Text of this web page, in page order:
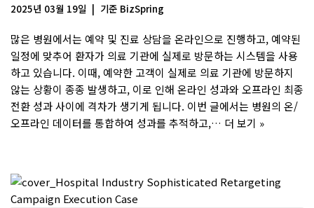
2025년 03월 19일 기준 BizSpring
많은 병원에서는 예약 및 진료 상담을 온라인으로 진행하고, 예약된
일정에 맞추어 환자가 의료 기관에 실제로 방문하는 시스템을 사용
하고 있습니다. 이때, 예약한 고객이 실제로 의료 기관에 방문하지
않는 상황이 종종 발생하고, 이로 인해 온라인 성과와 오프라인 최종
전환 성과 사이에 격차가 생기게 됩니다. 이번 글에서는 병원의 온/
오프라인 데이터를 통합하여 성과를 추적하고,… 더 보기 »